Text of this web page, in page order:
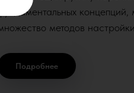
фундаментальных
методов
Подробнее